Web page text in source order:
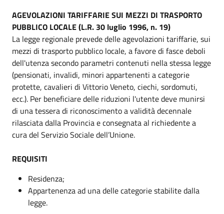
AGEVOLAZIONI TARIFFARIE SUI MEZZI DI TRASPORTO
PUBBLICO LOCALE (L.R. 30 luglio 1996, n. 19)
La legge regionale prevede delle agevolazioni tariffarie, sui
mezzi di trasporto pubblico locale, a favore di fasce deboli
dell'utenza secondo parametri contenuti nella stessa legge
(pensionati, invalidi, minori appartenenti a categorie
protette, cavalieri di Vittorio Veneto, ciechi, sordomuti,
ecc.). Per beneficiare delle riduzioni l'utente deve munirsi
di una tessera di riconoscimento a validità decennale
rilasciata dalla Provincia e consegnata al richiedente a
cura del Servizio Sociale dell’Unione.
REQUISITI
Residenza;
Appartenenza ad una delle categorie stabilite dalla
legge.